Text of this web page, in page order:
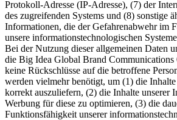
Protokoll-Adresse (IP-Adresse), (7) der
des zugreifenden Systems und (8) sonstige
Informationen, die der Gefahrenabwehr im
unsere informationstechnologischen
Bei der Nutzung dieser allgemeinen Daten
die Big Idea Global Brand
keine Rückschlüsse auf die betroffene
werden vielmehr benötigt, um (1) die Inhalte
korrekt auszuliefern, (2) die Inhalte unserer
Werbung für diese zu optimieren, (3) die
Funktionsfähigkeit unserer